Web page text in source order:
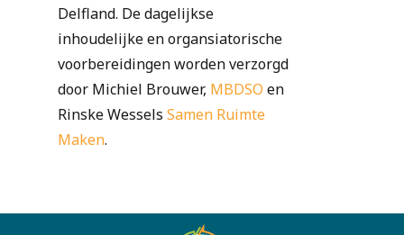
Delfland. De dagelijkse
inhoudelijke en organsiatorische
voorbereidingen worden verzorgd
door Michiel Brouwer, MBDSO en
Rinske Wessels Samen Ruimte
Maken.